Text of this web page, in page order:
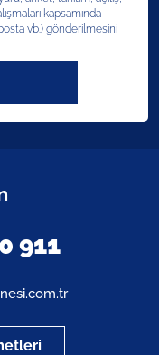
kapsamında
vb.) gönderilmesini
911